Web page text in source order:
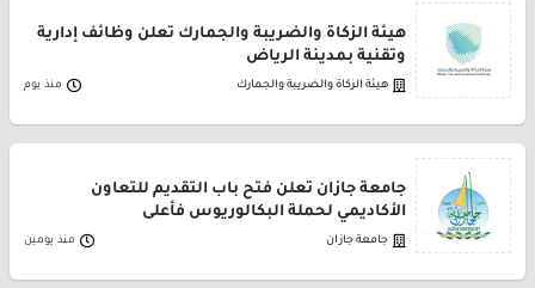
هيئة الزكاة والضريبة والجمارك تعلن وظائف إدارية
وتقنية بمدينة الرياض
هيئة الزكاة والضريبة والجمارك منذ يوم
جامعة جازان تعلن فتح باب التقديم للتعاون
الأكاديمي لحملة البكالوريوس فأعلى
جامعة جازان منذ يومين